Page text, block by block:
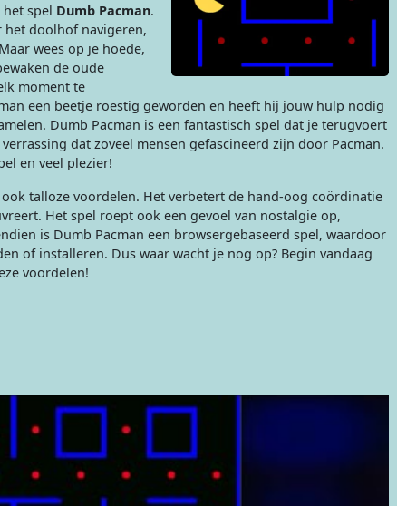
spel Dumb Pacman.
het doolhof navigeren,
wees op je hoede,
de oude
moment te
een beetje roestig geworden en heeft hij jouw hulp nodig
Dumb Pacman is een fantastisch spel dat je terugvoert
dat zoveel mensen gefascineerd zijn door Pacman.
en veel plezier!
talloze voordelen. Het verbetert de hand-oog coördinatie
Het spel roept ook een gevoel van nostalgie op,
is Dumb Pacman een browsergebaseerd spel, waardoor
of installeren. Dus waar wacht je nog op? Begin vandaag
voordelen!